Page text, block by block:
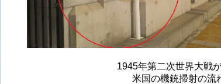
1945年第二次世界大戦
米国の機銃掃射の流